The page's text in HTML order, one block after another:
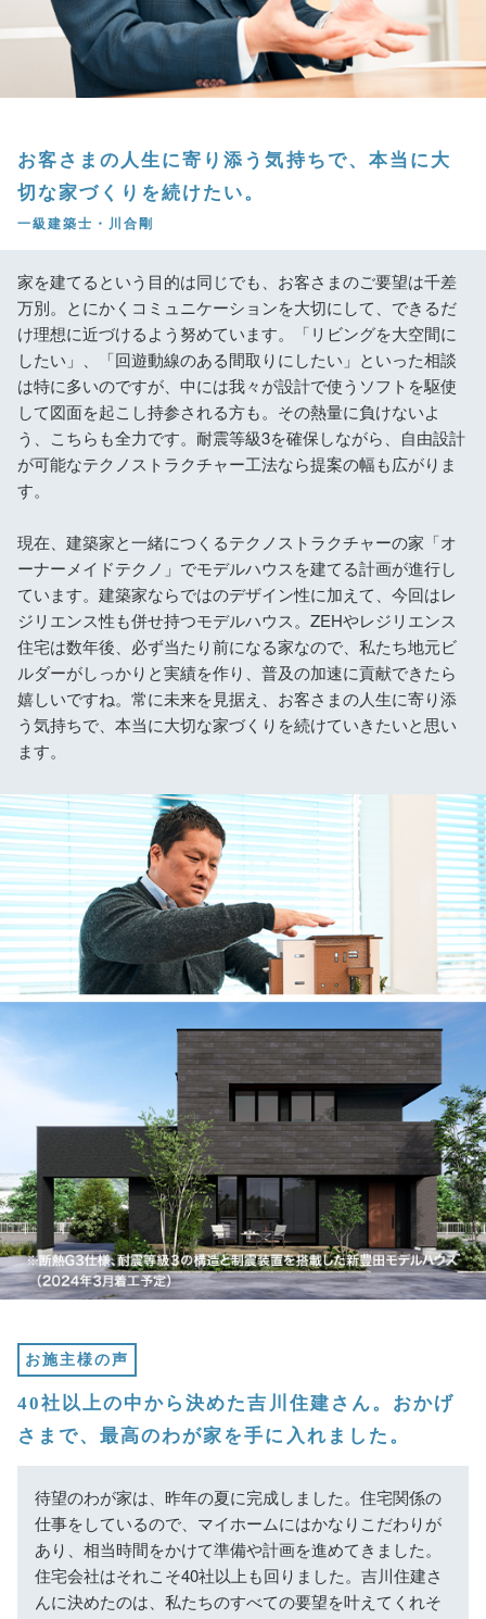
お客さまの人生に寄り添う気持ちで、本当に大
切な家づくりを続けたい。
一級建築士・川合剛
家を建てるという目的は同じでも、お客さまのご要望は千差
万別。とにかくコミュニケーションを大切にして、できるだ
け理想に近づけるよう努めています。「リビングを大空間に
したい」、「回遊動線のある間取りにしたい」といった相談
は特に多いのですが、中には我々が設計で使うソフトを駆使
して図面を起こし持参される方も。その熱量に負けないよ
う、こちらも全力です。耐震等級3を確保しながら、自由設計
が可能なテクノストラクチャー工法なら提案の幅も広がりま
す。
現在、建築家と一緒につくるテクノストラクチャーの家「オ
ーナーメイドテクノ」でモデルハウスを建てる計画が進行し
ています。建築家ならではのデザイン性に加えて、今回はレ
ジリエンス性も併せ持つモデルハウス。ZEHやレジリエンス
住宅は数年後、必ず当たり前になる家なので、私たち地元ビ
ルダーがしっかりと実績を作り、普及の加速に貢献できたら
嬉しいですね。常に未来を見据え、お客さまの人生に寄り添
う気持ちで、本当に大切な家づくりを続けていきたいと思い
ます。
お施主様の声
40社以上の中から決めた吉川住建さん。おかげ
さまで、最高のわが家を手に入れました。
待望のわが家は、昨年の夏に完成しました。住宅関係の
仕事をしているので、マイホームにはかなりこだわりが
あり、相当時間をかけて準備や計画を進めてきました。
住宅会社はそれこそ40社以上も回りました。吉川住建さ
んに決めたのは、私たちのすべての要望を叶えてくれそ